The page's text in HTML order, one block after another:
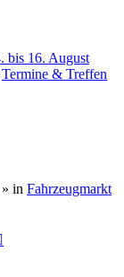
bis 16. August
Termine & Treffen
» in Fahrzeugmarkt